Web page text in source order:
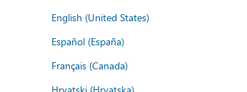
English (United States)
Español (España)
Français (Canada)
Hrvatski (Hrvatska)